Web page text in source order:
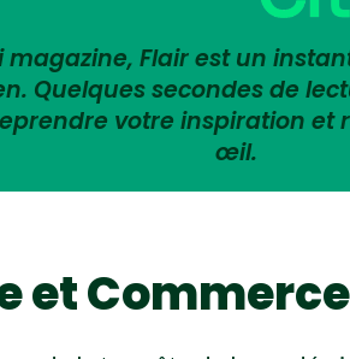
magazine, Flair est un
Quelques secondes de
votre inspiration et
œil.
et Commerce